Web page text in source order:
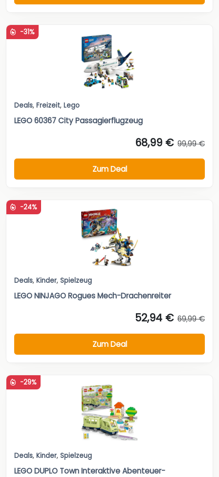
-31%
Deals, Freizeit, Lego
LEGO 60367 City Passagierflugzeug
68,99 € 99,99 €
Zum Deal
-24%
Deals, Kinder, Spielzeug
LEGO NINJAGO Rogues Mech-Drachenreiter
52,94 € 69,99 €
Zum Deal
-29%
Deals, Kinder, Spielzeug
LEGO DUPLO Town Interaktive Abenteuer-